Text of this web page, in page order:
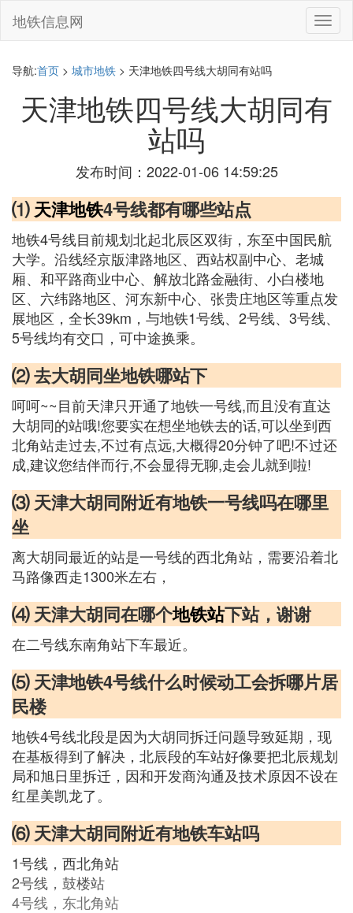
切
换
地铁信息网
导航:首页 > 城市地铁 > 天津地铁四号线大胡同有站吗
天津地铁四号线大胡同有
站吗
发布时间：2022-01-06 14:59:25
⑴天津地铁4号线都有哪些站点
地铁4号线目前规划北起北辰区双街，东至中国民航
大学。沿线经京版津路地区、西站权副中心、老城
厢、和平路商业中心、解放北路金融街、小白楼地
区、六纬路地区、河东新中心、张贵庄地区等重点发
展地区，全长39km，与地铁1号线、2号线、3号线、
5号线均有交口，可中途换乘。
⑵ 去大胡同坐地铁哪站下
呵呵~~目前天津只开通了地铁一号线,而且没有直达
大胡同的站哦!您要实在想坐地铁去的话,可以坐到西
北角站走过去,不过有点远,大概得20分钟了吧!不过还
成,建议您结伴而行,不会显得无聊,走会儿就到啦!
⑶ 天津大胡同附近有地铁一号线吗在哪里
坐
离大胡同最近的站是一号线的西北角站，需要沿着北
马路像西走1300米左右，
⑷ 天津大胡同在哪个地铁站下站，谢谢
在二号线东南角站下车最近。
⑸ 天津地铁4号线什么时候动工会拆哪片居
民楼
地铁4号线北段是因为大胡同拆迁问题导致延期，现
在基板得到了解决，北辰段的车站好像要把北辰规划
局和旭日里拆迁，因和开发商沟通及技术原因不设在
红星美凯龙了。
⑹ 天津大胡同附近有地铁车站吗
1号线，西北角站
2号线，鼓楼站
4号线，东北角站